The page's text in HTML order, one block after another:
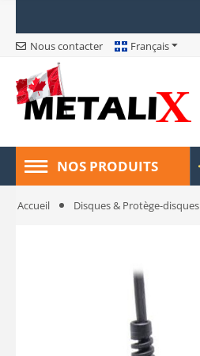
Nous contacter Français
NOS PRODUITS
Accueil Disques & Protège-disques